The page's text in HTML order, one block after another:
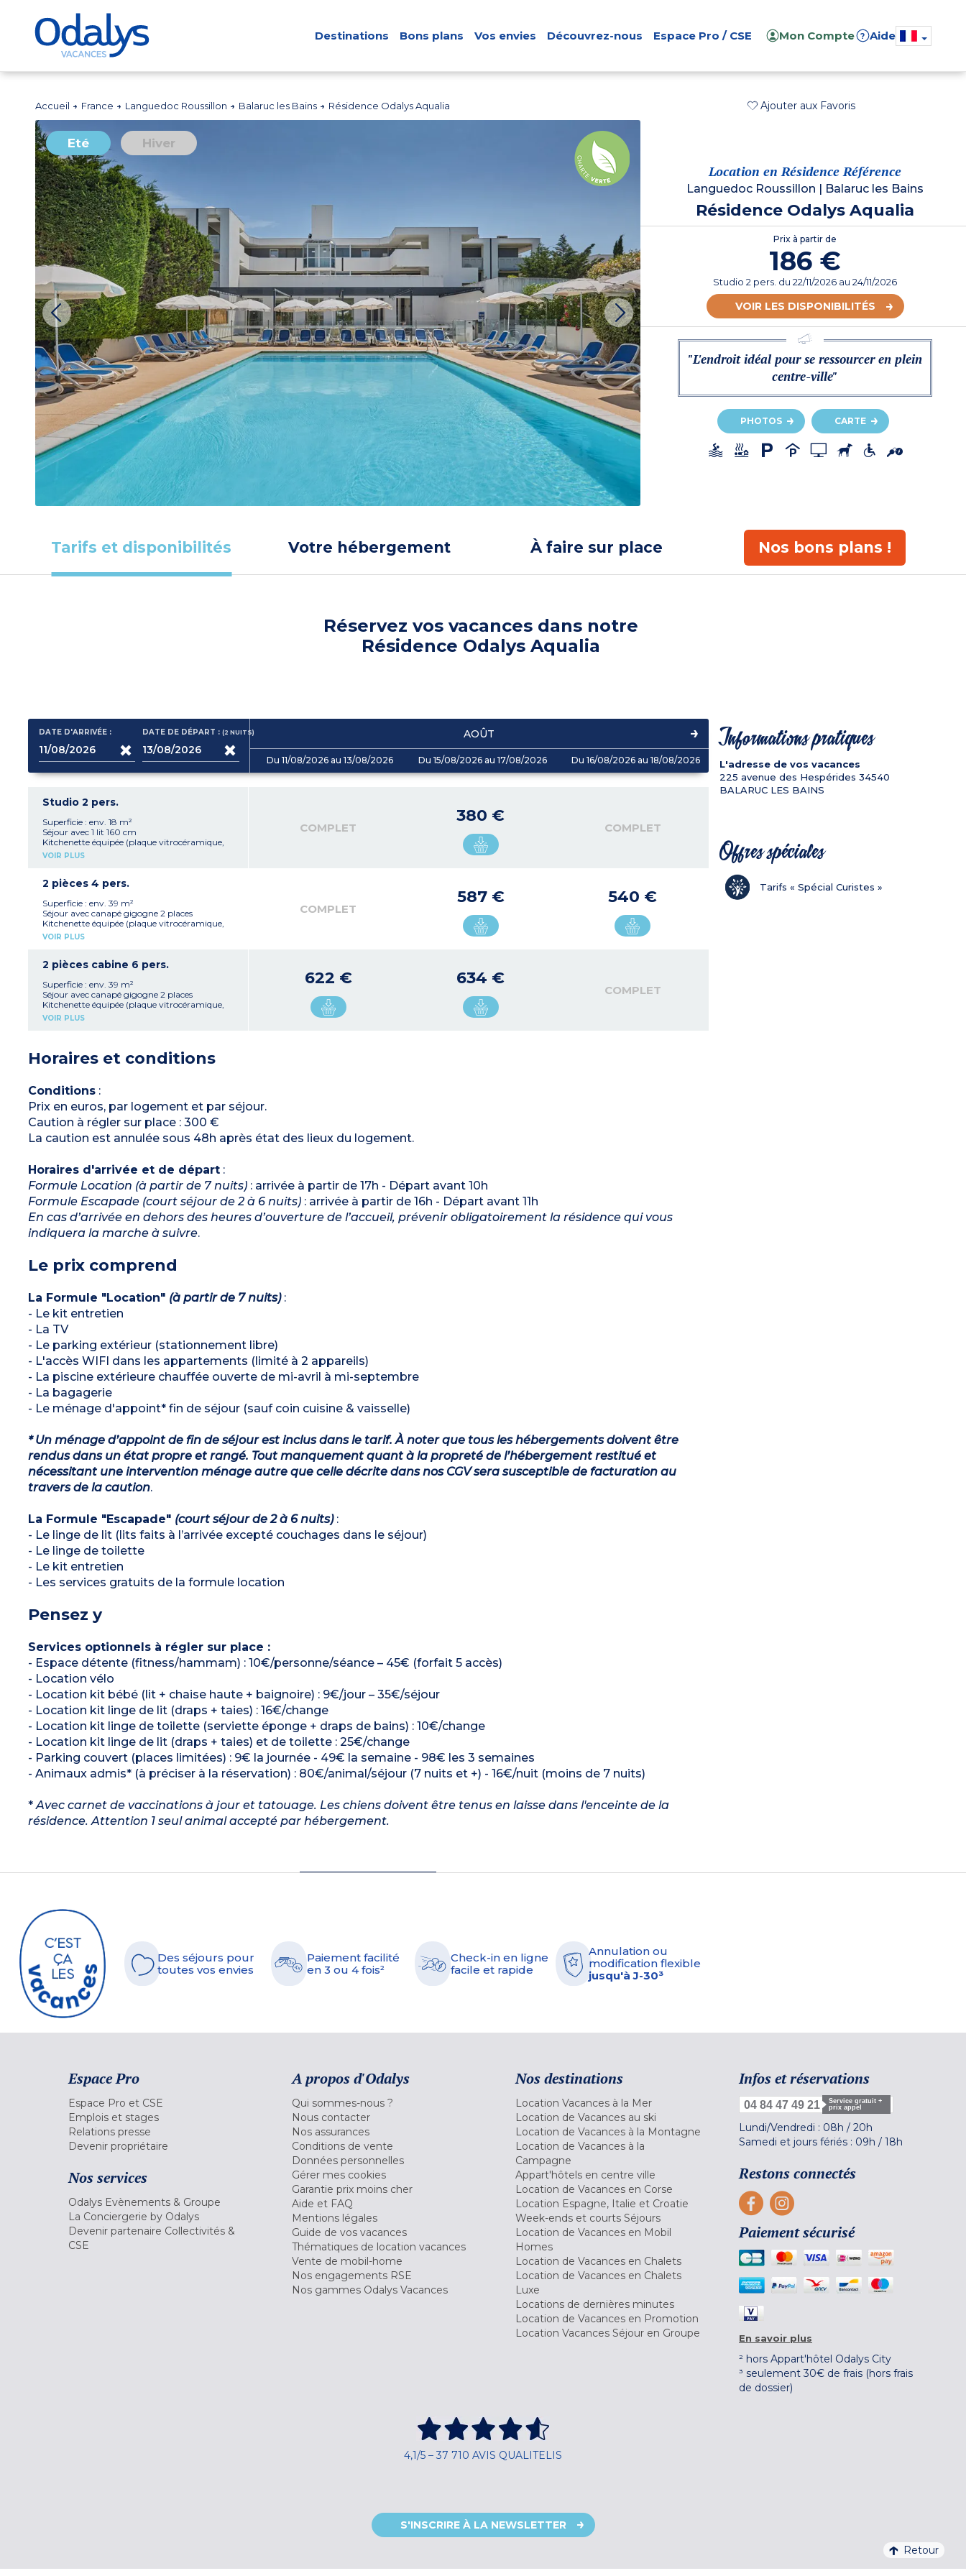
Destinations Bons plans Vos envies Découvrez-nous Espace Pro / CSE Mon Compte ? Aide
Accueil France Languedoc Roussillon Balaruc les Bains Résidence Odalys Aqualia Ajouter aux Favoris
Eté Hiver
Location en Résidence Référence
Languedoc Roussillon Balaruc les Bains
Résidence Odalys Aqualia
Prix à partir de
186 €
Studio 2 pers. du 22/11/2026 au 24/11/2026
VOIR LES DISPONIBILITÉS
"L'endroit idéal pour se ressourcer en plein
centre-ville"
PHOTOS CARTE
Tarifs et disponibilités Votre hébergement À faire sur place Nos bons plans !
Réservez vos vacances dans notre
Résidence Odalys Aqualia
DATE D'ARRIVÉE : DATE DE DÉPART :(2NUITS) AOÛT
Du 11/08/2026 au 13/08/2026 Du 15/08/2026 au 17/08/2026 Du 16/08/2026 au 18/08/2026
Studio 2 pers.
Superficie : env. 18 m²
Séjour avec 1 lit 160 cm
Kitchenette équipée (plaque vitrocéramique,
micro-ondes/gril, réfrigérateur TOP, bouilloire,
Climatisation
Balcon (2m²)
VOIR PLUS
COMPLET
380 €
COMPLET
2 pièces 4 pers.
Superficie : env. 39 m²
Séjour avec canapé gigogne 2 places
Kitchenette équipée (plaque vitrocéramique,
micro-ondes/gril, lave-vaisselle, réfrigérateur
Salle de douche avec WC
Climatisation (dans la pièce à vivre et dans la
chambre)
Balcon (5m²)
VOIR PLUS
COMPLET
587 € 540 €
2 pièces cabine 6 pers.
Superficie : env. 39 m²
Séjour avec canapé gigogne 2 places
Kitchenette équipée (plaque vitrocéramique,
micro-ondes/gril, lave-vaisselle, réfrigérateur-
cm
Salle de douche avec WC
chambre)
Balcons (2x5m²)
VOIR PLUS
622 € 634 €
COMPLET
Horaires et conditions
Conditions:
Prix en euros, par logement et par séjour.
Caution à régler sur place : 300 €
La caution est annulée sous 48h après état des lieux du logement.
Horaires d'arrivée et de départ:
Formule Location (à partir de 7 nuits): arrivée à partir de 17h - Départ avant 10h
Formule Escapade (court séjour de 2 à 6 nuits): arrivée à partir de 16h - Départ avant 11h
En cas d’arrivée en dehors des heures d’ouverture de l’accueil, prévenir obligatoirement la résidence qui vous
indiquera la marche à suivre.
Le prix comprend
La Formule "Location" (à partir de 7 nuits):
- Le kit entretien
- La TV
- Le parking extérieur (stationnement libre)
- L'accès WIFI dans les appartements (limité à 2 appareils)
- La piscine extérieure chauffée ouverte de mi-avril à mi-septembre
- La bagagerie
- Le ménage d'appoint* fin de séjour (sauf coin cuisine & vaisselle)
* Un ménage d’appoint de fin de séjour est inclus dans le tarif. À noter que tous les hébergements doivent être
rendus dans un état propre et rangé. Tout manquement quant à la propreté de l’hébergement restitué et
nécessitant une intervention ménage autre que celle décrite dans nos CGV sera susceptible de facturation au
travers de la caution.
La Formule "Escapade" (court séjour de 2 à 6 nuits):
- Le linge de lit (lits faits à l’arrivée excepté couchages dans le séjour)
- Le linge de toilette
- Le kit entretien
- Les services gratuits de la formule location
Pensez y
Services optionnels à régler sur place :
- Espace détente (fitness/hammam) : 10€/personne/séance – 45€ (forfait 5 accès)
- Location vélo
- Location kit bébé (lit + chaise haute + baignoire) : 9€/jour – 35€/séjour
- Location kit linge de lit (draps + taies) : 16€/change
- Location kit linge de toilette (serviette éponge + draps de bains) : 10€/change
- Location kit linge de lit (draps + taies) et de toilette : 25€/change
- Parking couvert (places limitées) : 9€ la journée - 49€ la semaine - 98€ les 3 semaines
- Animaux admis* (à préciser à la réservation) : 80€/animal/séjour (7 nuits et +) - 16€/nuit (moins de 7 nuits)
*Avec carnet de vaccinations à jour et tatouage. Les chiens doivent être tenus en laisse dans l'enceinte de la
résidence. Attention 1 seul animal accepté par hébergement.
Informations pratiques
L'adresse de vos vacances
225 avenue des Hespérides 34540
BALARUC LES BAINS
Offres spéciales
Tarifs « Spécial Curistes »
Des séjours pour
toutes vos envies
Paiement facilité
en 3 ou 4 fois²
Check-in en ligne
facile et rapide
Annulation ou
modification flexible
jusqu'à J-30³
Espace Pro
Espace Pro et CSE
Emplois et stages
Relations presse
Devenir propriétaire
Nos services
Odalys Evènements & Groupe
La Conciergerie by Odalys
Devenir partenaire Collectivités &
CSE
A propos d'Odalys
Qui sommes-nous ?
Nous contacter
Nos assurances
Conditions de vente
Données personnelles
Gérer mes cookies
Garantie prix moins cher
Aide et FAQ
Mentions légales
Guide de vos vacances
Thématiques de location vacances
Vente de mobil-home
Nos engagements RSE
Nos gammes Odalys Vacances
Nos destinations
Location Vacances à la Mer
Location de Vacances au ski
Location de Vacances à la Montagne
Location de Vacances à la
Campagne
Appart'hôtels en centre ville
Location de Vacances en Corse
Location Espagne, Italie et Croatie
Week-ends et courts Séjours
Location de Vacances en Mobil
Homes
Location de Vacances en Chalets
Location de Vacances en Chalets
Luxe
Locations de dernières minutes
Location de Vacances en Promotion
Location Vacances Séjour en Groupe
Infos et réservations
04 84 47 49 21
Service gratuit +
prix appel
Lundi/Vendredi : 08h / 20h
Samedi et jours fériés : 09h / 18h
Restons connectés
Paiement sécurisé
En savoir plus
² hors Appart'hôtel Odalys City
³ seulement 30€ de frais (hors frais
de dossier)
4,1/5 – 37 710 AVIS QUALITELIS
S'INSCRIRE À LA NEWSLETTER
Retour